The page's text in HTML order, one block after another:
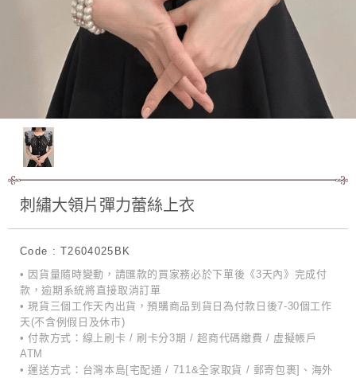
刺繡大領片彈力蕾絲上衣
Code : T2604025BK
• 因貨量隨時變動，請匯款的買家務必於下單後《3天內》完成付
款，逾期系統將直接取消訂單
• 現貨三個工作天內出貨，預購商品到貨日為付款日後7-30個工作
天(不含例假日及休市)
• 付款方式：線上刷卡 / 刷卡分3期 / 超商代碼繳費 / 虛擬帳戶
ATM
• 運送方式：台灣本島[宅配通 / 711&全家取貨 / 郵寄包裹]、海外